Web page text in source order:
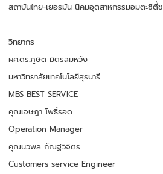
สถาบันไทย-เยอรมัน นิคมอุตสาหกรรมอมตะซิตี้
วิทยากร
ผศ.ดร.ภูษิต มิตรสมหวัง
มหาวิทยาลัยเทคโนโลยีสุรนารี
MBS BEST SERVICE
คุณเจษฎา โพธิ์รอด
Operation Manager
คุณนวพล กัณฐวิจิตร
Customers service Engineer